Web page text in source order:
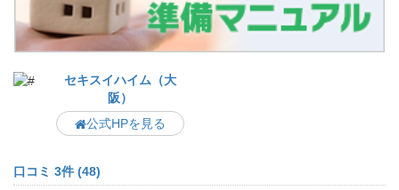
セキスイハイム（大
阪）
公式HPを見る
口コミ 3件 (48)